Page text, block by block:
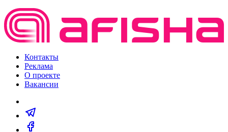
Контакты
Реклама
О проекте
Вакансии